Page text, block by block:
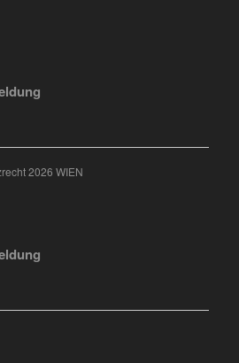
2026 WIEN